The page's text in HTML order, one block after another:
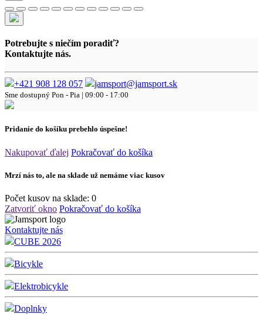
Potrebujte s niečím poradiť?
Kontaktujte nás.
+421 908 128 057 jamsport@jamsport.sk
Sme dostupný Pon - Pia | 09:00 - 17:00
Pridanie do košíku prebehlo úspešne!
Nakupovať ďalej Pokračovať do košíka
Mrzí nás to, ale na sklade už nemáme viac kusov
Počet kusov na sklade: 0
Zatvoriť okno Pokračovať do košíka
Kontaktujte nás
CUBE 2026
Bicykle
Elektrobicykle
Doplnky